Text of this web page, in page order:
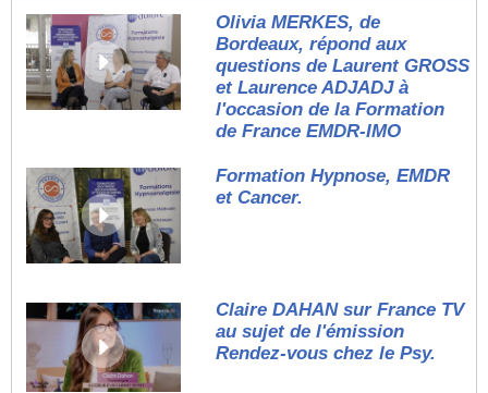
Olivia MERKES, de
Bordeaux, répond aux
questions de Laurent GROSS
et Laurence ADJADJ à
l'occasion de la Formation
de France EMDR-IMO
Formation Hypnose, EMDR
et Cancer.
Claire DAHAN sur France TV
au sujet de l'émission
Rendez-vous chez le Psy.